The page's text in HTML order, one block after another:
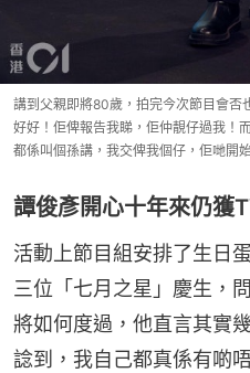
講到父親即將80歲，拍完今次節目會否
好好！佢俾報告我睇，佢仲靚仔過我！
都係叫個孫講，我交俾我個仔，佢哋開
譚俊彥開心十年來仍獲
活動上節目組安排了生日
三位「七月之星」慶生，
將如何度過，他直言其實
諗到，我自己都真係有啲